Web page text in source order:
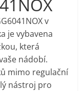
v
je vybavena
která
nádobí.
mimo regulační
nástroj pro